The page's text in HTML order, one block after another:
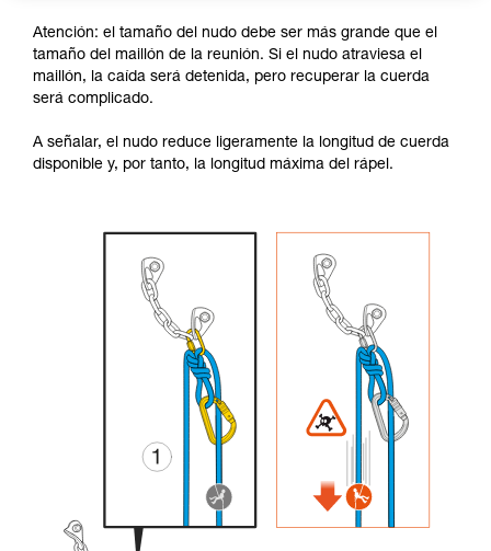
Atención: el tamaño del nudo debe ser más grande que el
tamaño del maillón de la reunión. Si el nudo atraviesa el
maillón, la caída será detenida, pero recuperar la cuerda
será complicado.
A señalar, el nudo reduce ligeramente la longitud de cuerda
disponible y, por tanto, la longitud máxima del rápel.